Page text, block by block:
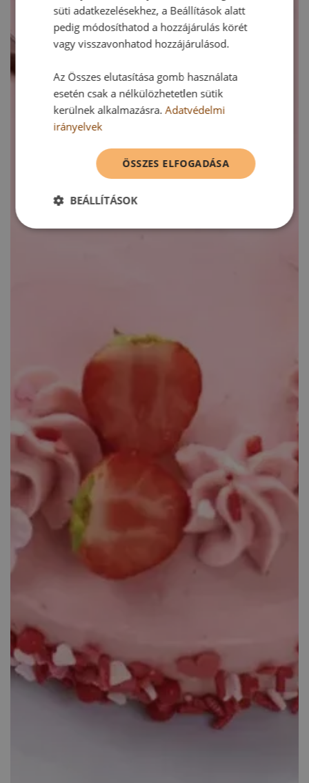
süti adatkezelésekhez, a Beállítások alatt
pedig módosíthatod a hozzájárulás körét
vagy visszavonhatod hozzájárulásod.
Az Összes elutasítása gomb használata
esetén csak a nélkülözhetetlen sütik
kerülnek alkalmazásra.Adatvédelmi
irányelvek
ÖSSZES ELFOGADÁSA
BEÁLLÍTÁSOK